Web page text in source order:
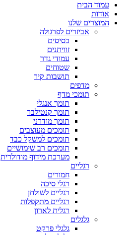
עמוד הבית
אודות
המוצרים שלנו
אביזרים לפרגולה
בסיסים
זוויתנים
עמודי גדר
שטוחים
תושבות קיר
מדפים
תומכי מדף
תומך אנגלי
תומך קנטילבר
תומך מודרני
תומכים מעוצבים
תומכים למשקל כבד
תומכים רב שימושיים
מערכת מידוף מודולרית
רגליים
חמורים
רגלי סיכה
רגליים לשולחן
רגליים מתקפלות
רגלית לארון
גלגלים
גלגלי פרקט